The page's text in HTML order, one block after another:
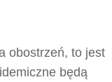
obostrzeń, to jest
będą